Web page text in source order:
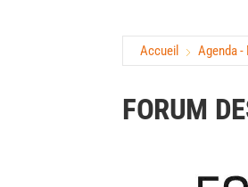
Accueil Agenda -
FORUM